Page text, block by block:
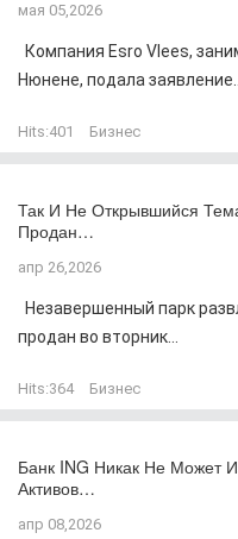
мая 05,2026
Компания Esro Vlees,
Нюнене, подала заявление...
Hits:401 Бизнес
Так И Не Открывшийся
Продан…
апр 26,2026
Незавершенный парк
продан во вторник...
Hits:364 Бизнес
Банк ING Никак Не Может
Активов…
апр 08,2026